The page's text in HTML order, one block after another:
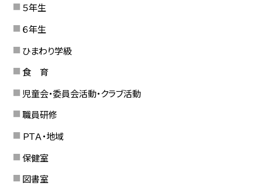
５年生
６年生
ひまわり学級
食 育
児童会・委員会活動・クラブ活動
職員研修
ＰＴＡ・地域
保健室
図書室